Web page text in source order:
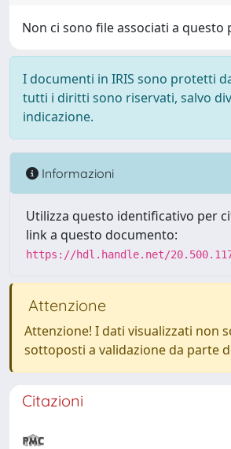
Non ci sono file associati a questo
I documenti in IRIS sono protetti
tutti i diritti sono riservati, salvo
indicazione.
Informazioni
Utilizza questo identificativo per
link a questo documento:
https://hdl.handle.net/
Attenzione
Attenzione! I dati visualizzati non
sottoposti a validazione da parte
Citazioni